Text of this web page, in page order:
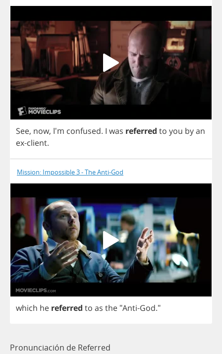
See, now, I'm confused. I was referred to you byan
ex-client.
Mission: Impossible 3 - The Anti-God
which he referred to as the "Anti-God."
Pronunciación de Referred